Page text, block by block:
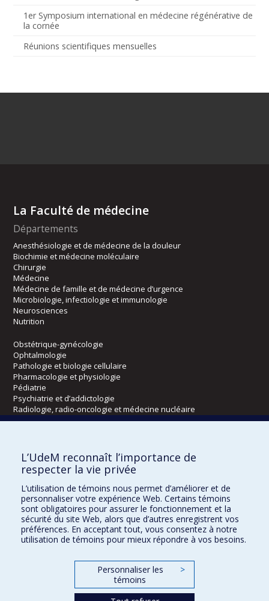
1er Symposium international en médecine régénérative de
la cornée
Réunions scientifiques mensuelles
La Faculté de médecine
Départements
Anesthésiologie et de médecine de la douleur
Biochimie et médecine moléculaire
Chirurgie
Médecine
Médecine de famille et de médecine d’urgence
Microbiologie, infectiologie et immunologie
Neurosciences
Nutrition
Obstétrique-gynécologie
Ophtalmologie
Pathologie et biologie cellulaire
Pharmacologie et physiologie
Pédiatrie
Psychiatrie et d’addictologie
Radiologie, radio-oncologie et médecine nucléaire
Kinésiologie et des sciences de l’activité physique
Orthophonie et audiologie
Réadaptation
Directions
DPC
CPASS
L’UdeM reconnaît l’importance de
respecter la vie privée
L’utilisation de témoins nous permet d’améliorer et de
personnaliser votre expérience Web. Certains témoins
sont obligatoires pour assurer le fonctionnement et la
sécurité du site Web, alors que d’autres enregistrent vos
préférences. En acceptant tout, vous consentez à notre
utilisation de témoins pour mieux répondre à vos besoins.
Personnaliser les
témoins
>